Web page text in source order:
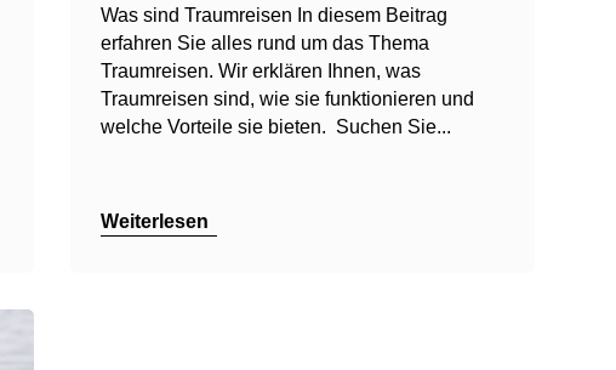
Was sind Traumreisen In diesem Beitrag
erfahren Sie alles rund um das Thema
Traumreisen. Wir erklären Ihnen, was
Traumreisen sind, wie sie funktionieren und
welche Vorteile sie bieten. Suchen Sie...
Weiterlesen